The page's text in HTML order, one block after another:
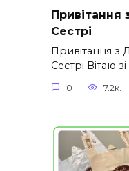
Сестрі
Привітання
Сестрі Вітаю
0 7.2к.